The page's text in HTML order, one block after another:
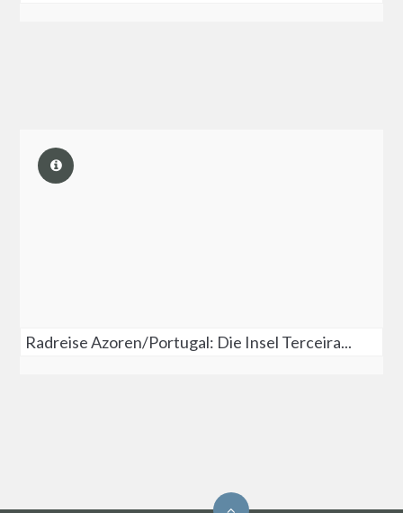
Radreise Azoren/Portugal: Die Insel Terceira...